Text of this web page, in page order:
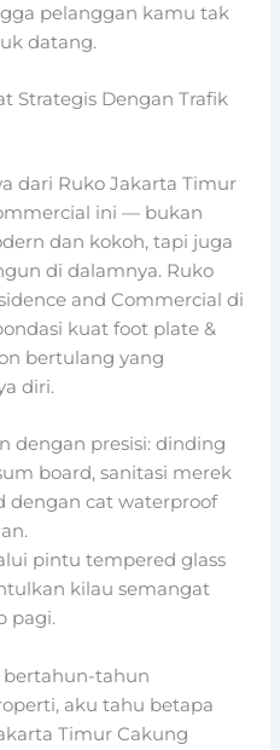
pelanggan kamu tak
datang.
Strategis Dengan Trafik
dari Ruko Jakarta Timur
ini — bukan
dan kokoh, tapi juga
di dalamnya. Ruko
and Commercial di
kuat foot plate &
bertulang yang
diri.
dengan presisi: dinding
board, sanitasi merek
dengan cat waterproof
pintu tempered glass
kilau semangat
pagi.
bertahun-tahun
aku tahu betapa
Timur Cakung